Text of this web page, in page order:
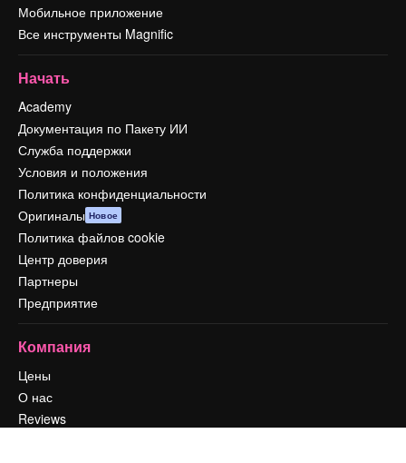
Мобильное приложение
Все инструменты Magnific
Начать
Academy
Документация по Пакету ИИ
Служба поддержки
Условия и положения
Политика конфиденциальности
Оригиналы Новое
Политика файлов cookie
Центр доверия
Партнеры
Предприятие
Компания
Цены
О нас
Reviews